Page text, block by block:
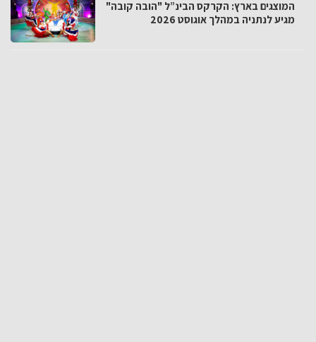
המוצגים בארץ: הקרקס הבינ”ל "הובה קובה"
מגיע לנתניה במהלך אוגוסט 2026